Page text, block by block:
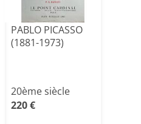
PABLO PICASSO
(1881-1973)
20ème siècle
220 €